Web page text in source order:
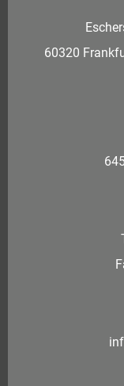
60320